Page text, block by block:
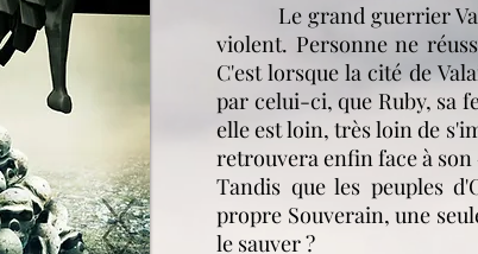
Le grand guerrier
violent. Personne ne
C'est lorsque la cité de
par celui-ci, que Ruby, sa
elle est loin, très loin de
retrouvera enfin face à son
Tandis que les peuples
propre Souverain, une
le sauver ?